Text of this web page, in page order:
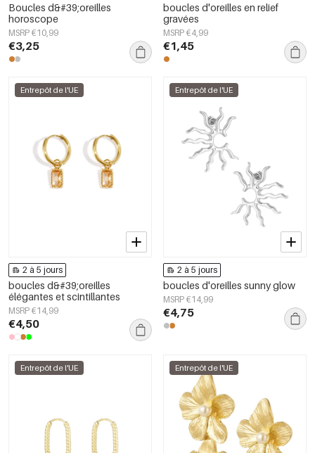
Boucles d&#39;oreilles
horoscope
MSRP €10,99
€3,25
boucles d'oreilles en relief
gravées
MSRP €4,99
€1,45
Entrepôt de l'UE
2 à 5 jours
boucles d&#39;oreilles
élégantes et scintillantes
MSRP €14,99
€4,50
Entrepôt de l'UE
2 à 5 jours
boucles d'oreilles sunny glow
MSRP €14,99
€4,75
Entrepôt de l'UE Entrepôt de l'UE